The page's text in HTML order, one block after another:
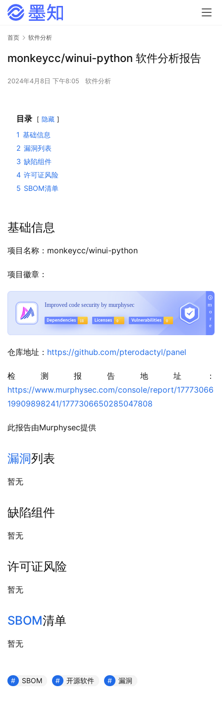
首页 软件分析
monkeycc/winui-python 软件分析报告
2024年4月8日 下午8:05 软件分析
目录 隐藏
1 基础信息
2 漏洞列表
3 缺陷组件
4 许可证风险
5 SBOM清单
基础信息
项目名称：monkeycc/winui-python
项目徽章：
仓库地址： https://github.com/pterodactyl/panel
检测报告地址：
https://www.murphysec.com/console/report/17773066
19909898241/1777306650285047808
此报告由Murphysec提供
漏洞列表
暂无
缺陷组件
暂无
许可证风险
暂无
SBOM清单
暂无
SBOM 开源软件 漏洞